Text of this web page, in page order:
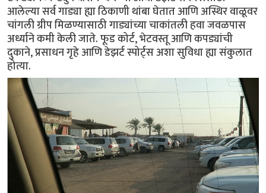
आलेल्या सर्व गाड्या ह्या ठिकाणी थांबा घेतात आणि अस्थिर वाळूवर
चांगली ग्रीप मिळण्यासाठी गाड्यांच्या चाकांतली हवा जवळपास
अर्ध्याने कमी केली जाते. फूड कोर्ट, भेटवस्तू आणि कपड्यांची
दुकाने, प्रसाधन गृहे आणि डेझर्ट स्पोर्ट्स अशा सुविधा ह्या संकुलात
होत्या.